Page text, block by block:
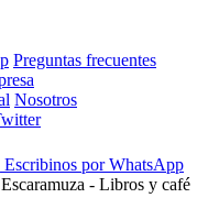
Preguntas frecuentes
Nosotros
Escribinos por WhatsApp
- Libros y café